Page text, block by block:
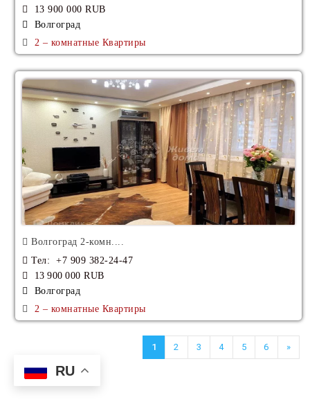
RU
13 900 000 RUB
Волгоград
2 – комнатные Квартиры
Волгоград 2-комн....
Тел: +7 909 382-24-47
13 900 000 RUB
Волгоград
2 – комнатные Квартиры
1 2 3 4 5 6 »